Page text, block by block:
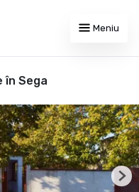
Meniu
în Sega